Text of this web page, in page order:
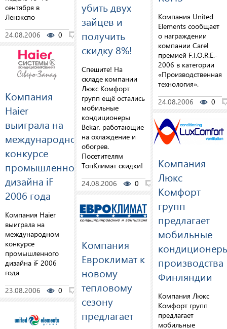
сентября в
Ленэкспо
24.08.2006
0 0
Компания
Haier
выиграла на
международном
конкурсе
промышленного
дизайна iF
2006 года
Компания Haier
выиграла на
международном
конкурсе
промышленного
дизайна iF 2006
года
23.08.2006
0 0
убить двух
зайцев и
получить
скидку 8%!
Спешите! На
складе компании
Люкс Комфорт
групп ещё остались
мобильные
кондиционеры
Bekar, работающие
на охлаждение и
обогрев.
Посетителям
ТопКлимат скидки!
24.08.2006
0 0
Компания
Евроклимат к
новому
тепловому
сезону
предлагает
Компания United
Elements сообщает
о награждении
компании Carel
премией F.I.O.R.E.-
2006 в категории
«Производственная
технология».
24.08.2006
0
Компания
Люкс
Комфорт
групп
предлагает
мобильные
производства
Финляндии
Компания Люкс
Комфорт групп
предлагает
мобильные